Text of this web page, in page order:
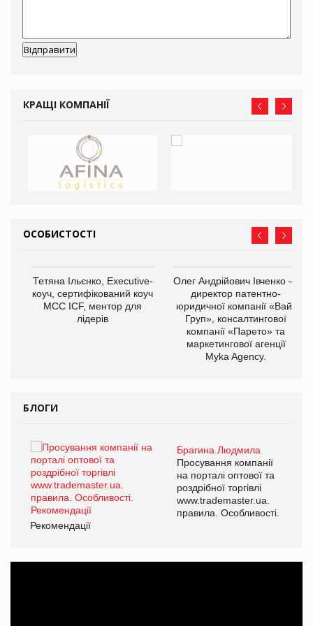
КРАЩІ КОМПАНІЇ
ОСОБИСТОСТІ
Тетяна Ільєнко, Executive-
коуч, сертифікований коуч
МСС ICF, ментор для
лідерів
Олег Андрійович Івченко —
директор патентно-
юридичної компанії «Вайз
Груп», консалтингової
компанії «Парето» та
маркетингової агенції
Myka Agency.
БЛОГИ
Брагина Людмила
Просування компанії
на порталі оптової та
роздрібної торгівлі
www.trademaster.ua.
правила. Особливості.
Рекомендації